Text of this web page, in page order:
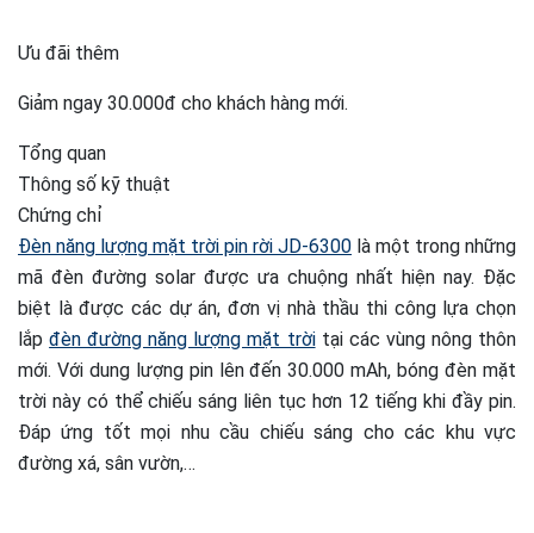
Ưu đãi thêm
Giảm ngay 30.000đ cho khách hàng mới.
Tổng quan
Thông số kỹ thuật
Chứng chỉ
Đèn năng lượng mặt trời pin rời JD-6300 là một trong những
mã đèn đường solar được ưa chuộng nhất hiện nay. Đặc
biệt là được các dự án, đơn vị nhà thầu thi công lựa chọn
lắpđèn đường năng lượng mặt trờitại các vùng nông thôn
mới. Với dung lượng pin lên đến 30.000 mAh, bóng đèn mặt
trời này có thể chiếu sáng liên tục hơn 12 tiếng khi đầy pin.
Đáp ứng tốt mọi nhu cầu chiếu sáng cho các khu vực
đường xá, sân vườn,…